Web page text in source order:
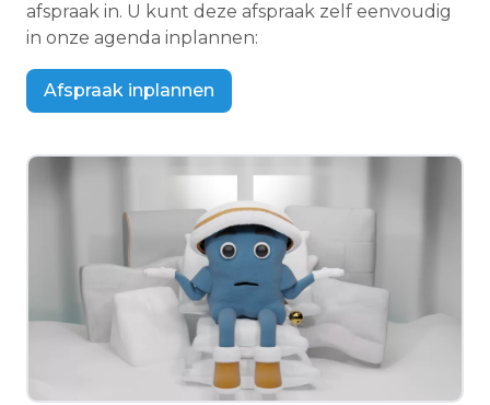
afspraak in. U kunt deze afspraak zelf eenvoudig
in onze agenda inplannen:
Afspraak inplannen